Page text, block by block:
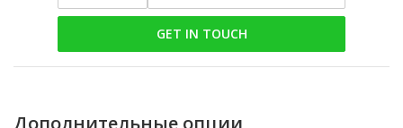
GET IN TOUCH
Дополнительные опции